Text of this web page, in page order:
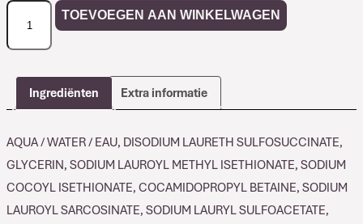
Davines
Essential
Haircare
Shampoo
aantal
TOEVOEGEN AAN WINKELWAGEN
Ingrediënten Extra informatie
AQUA / WATER / EAU, DISODIUM LAURETH SULFOSUCCINATE,
GLYCERIN, SODIUM LAUROYL METHYL ISETHIONATE, SODIUM
COCOYL ISETHIONATE, COCAMIDOPROPYL BETAINE, SODIUM
LAUROYL SARCOSINATE, SODIUM LAURYL SULFOACETATE,